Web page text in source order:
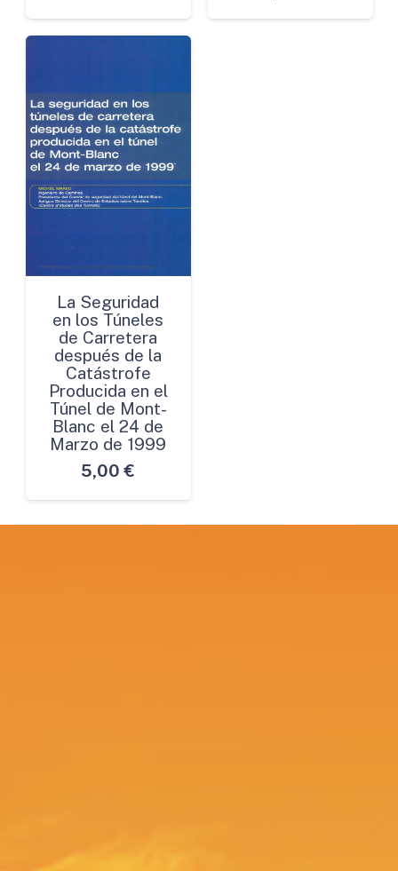
La Seguridad
en los Túneles
de Carretera
después de la
Catástrofe
Producida en el
Túnel de Mont-
Blanc el 24 de
Marzo de 1999
5,00 €